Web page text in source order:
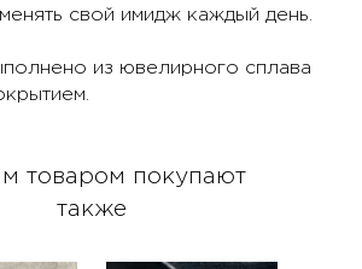
свой имидж каждый день.
из ювелирного сплава
товаром покупают
также